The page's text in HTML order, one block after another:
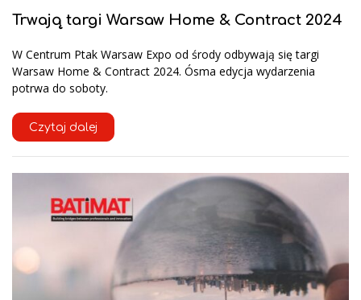
Trwają targi Warsaw Home & Contract 2024
W Centrum Ptak Warsaw Expo od środy odbywają się targi
Warsaw Home & Contract 2024. Ósma edycja wydarzenia
potrwa do soboty.
Czytaj dalej